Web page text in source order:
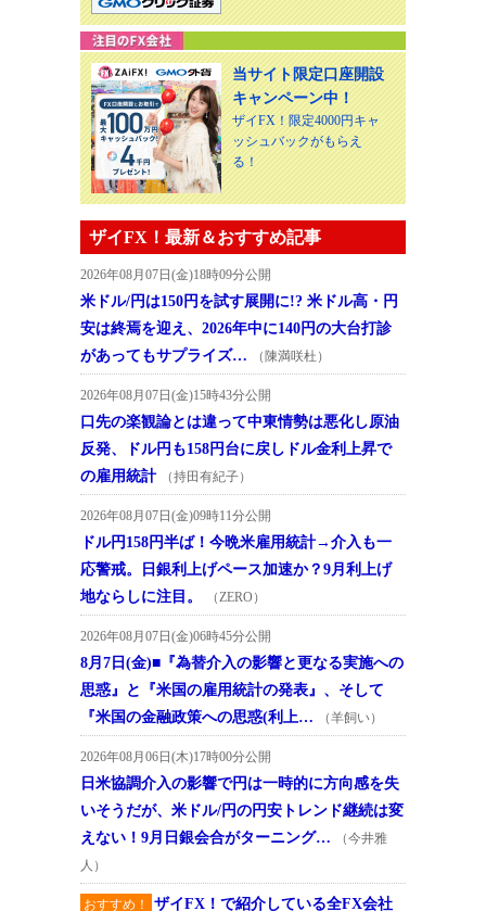
当サイト限定口座開設
キャンペーン中！
ザイFX！限定4000円キャ
ッシュバックがもらえ
る！
ザイFX！最新＆おすすめ記事
2026年08月07日(金)18時09分公開
米ドル/円は150円を試す展開に!? 米ドル高・円
安は終焉を迎え、2026年中に140円の大台打診
があってもサプライズ…
（陳満咲杜）
2026年08月07日(金)15時43分公開
口先の楽観論とは違って中東情勢は悪化し原油
反発、ドル円も158円台に戻しドル金利上昇で
の雇用統計
（持田有紀子）
2026年08月07日(金)09時11分公開
ドル円158円半ば！今晩米雇用統計→介入も一
応警戒。日銀利上げペース加速か？9月利上げ
地ならしに注目。
（ZERO）
2026年08月07日(金)06時45分公開
8月7日(金)■『為替介入の影響と更なる実施への
思惑』と『米国の雇用統計の発表』、そして
『米国の金融政策への思惑(利上…
（羊飼い）
2026年08月06日(木)17時00分公開
日米協調介入の影響で円は一時的に方向感を失
いそうだが、米ドル/円の円安トレンド継続は変
えない！9月日銀会合がターニング…
（今井雅
人）
おすすめ！ ザイFX！で紹介している全FX会社